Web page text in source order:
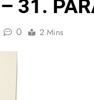
31.
0 2 Mins